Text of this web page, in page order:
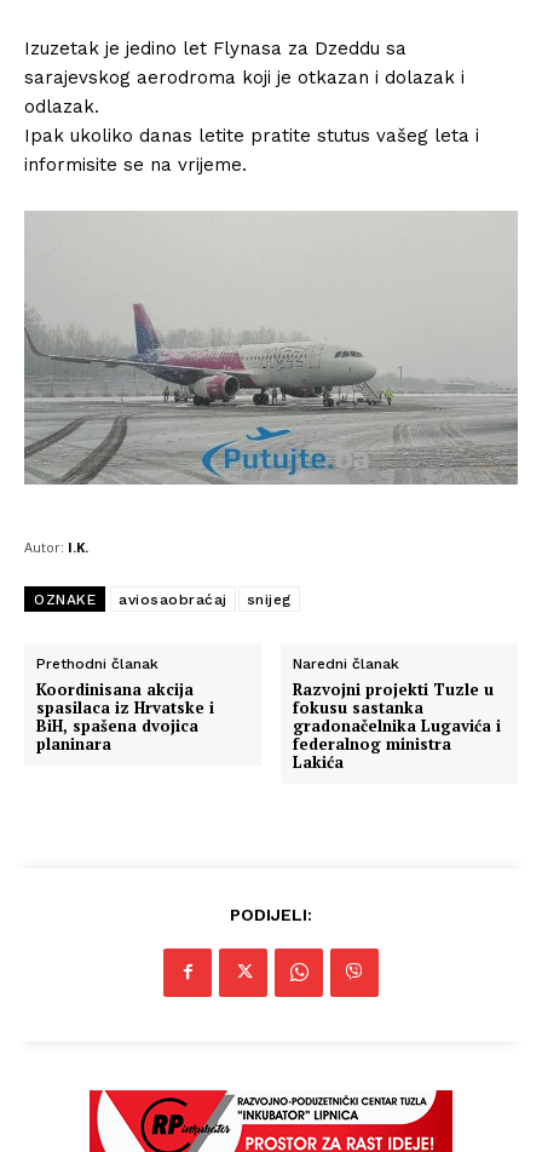
Izuzetak je jedino let Flynasa za Dzeddu sa
sarajevskog aerodroma koji je otkazan i dolazak i
odlazak.
Ipak ukoliko danas letite pratite stutus vašeg leta i
informisite se na vrijeme.
Autor: I.K.
OZNAKE aviosaobraćaj snijeg
Prethodni članak
Koordinisana akcija
spasilaca iz Hrvatske i
BiH, spašena dvojica
planinara
Naredni članak
Razvojni projekti Tuzle u
fokusu sastanka
gradonačelnika Lugavića i
federalnog ministra
Lakića
PODIJELI: